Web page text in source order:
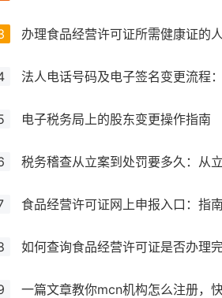
电子税务局上的股东变更操作指南